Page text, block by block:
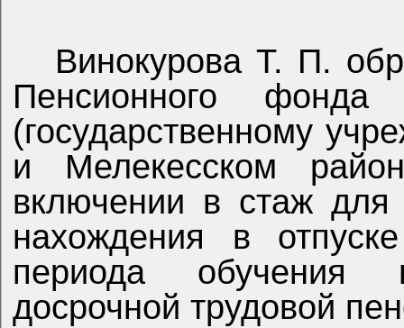
Винокурова Т. П.
Пенсионного фонда
(государственному
и Мелекесском
включении в стаж для
нахождения в
периода обучения
досрочной трудовой